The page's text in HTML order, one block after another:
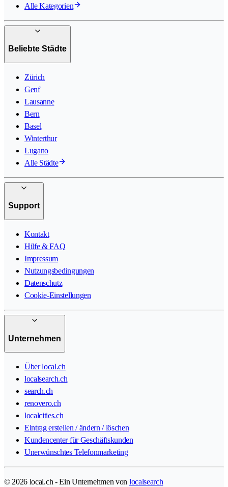
Alle Kategorien
Beliebte Städte
Zürich
Genf
Lausanne
Bern
Basel
Winterthur
Lugano
Alle Städte
Support
Kontakt
Hilfe & FAQ
Impressum
Nutzungsbedingungen
Datenschutz
Cookie-Einstellungen
Unternehmen
Über local.ch
localsearch.ch
search.ch
renovero.ch
localcities.ch
Eintrag erstellen / ändern / löschen
Kundencenter für Geschäftskunden
Unerwünschtes Telefonmarketing
© 2026 local.ch - Ein Unternehmen von localsearch